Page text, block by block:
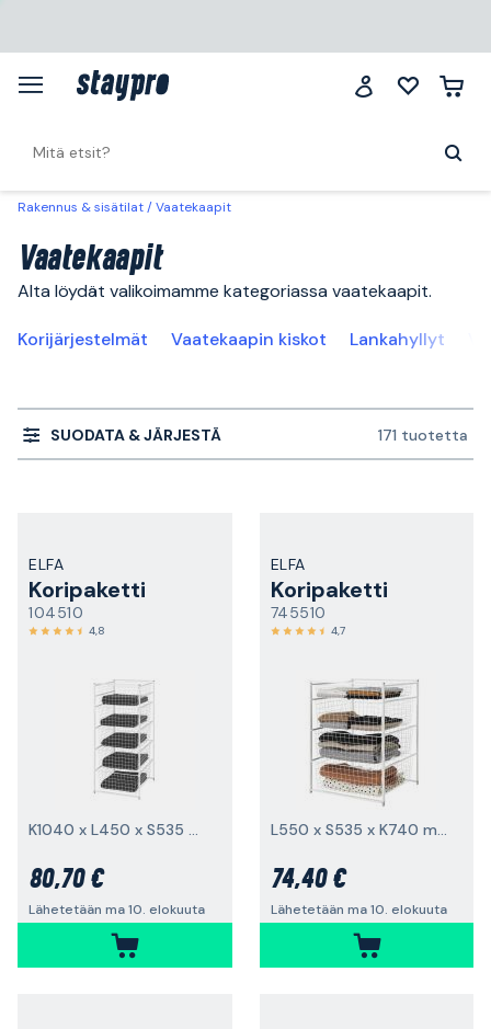
Rakennus & sisätilat Vaatekaapit
Vaatekaapit
Alta löydät valikoimamme kategoriassa vaatekaapit.
Korijärjestelmät Vaatekaapin kiskot Lankahyllyt
SUODATA & JÄRJESTÄ 171 tuotetta
ELFA
Koripaketti
104510
4,8
K1040 x L450 x S535 mm, valkoinen
80,70 €
Lähetetään ma 10. elokuuta
ELFA
Koripaketti
745510
4,7
L550 x S535 x K740 mm, valkoinen
74,40 €
Lähetetään ma 10. elokuuta